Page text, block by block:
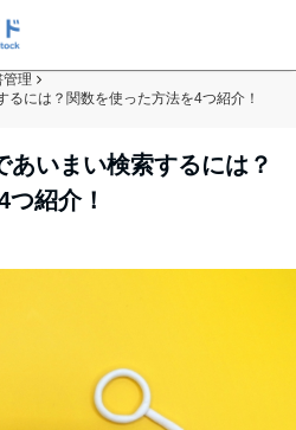
管理
には？関数を使った方法を4つ紹介！
いまい検索するには？
紹介！